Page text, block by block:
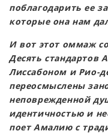
поблагодарить ее
которые она нам
И вот этот оммаж
Десять стандартов
Лиссабоном и Рио-
переосмыслены
неповрежденной
идентичностью и
поет Амалию с